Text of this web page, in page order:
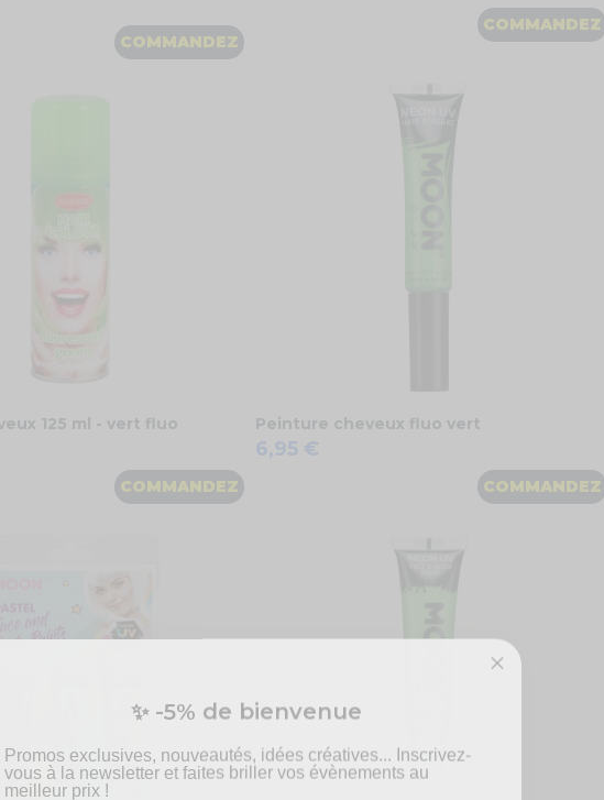
COMMANDEZ
COMMANDEZ
125 ml - vert fluo
COMMANDEZ
Peinture cheveux fluo vert
6,95 €
COMMANDEZ
✨ -5% de bienvenue
Promos exclusives, nouveautés, idées créatives... Inscrivez-
vous à la newsletter et faites briller vos évènements au
meilleur prix !